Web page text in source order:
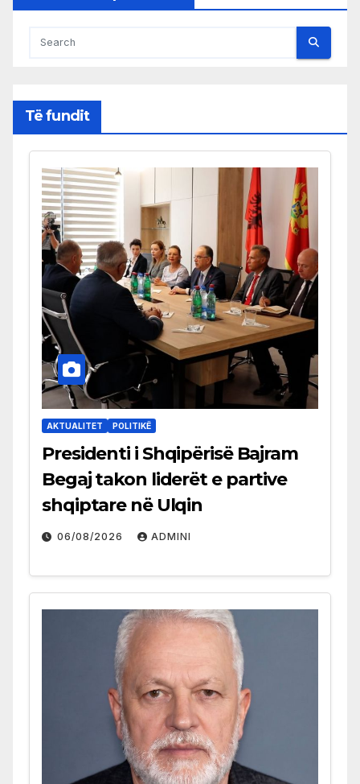
Të fundit
AKTUALITET POLITIKË
Presidenti i Shqipërisë Bajram
Begaj takon liderët e partive
shqiptare në Ulqin
06/08/2026 ADMINI